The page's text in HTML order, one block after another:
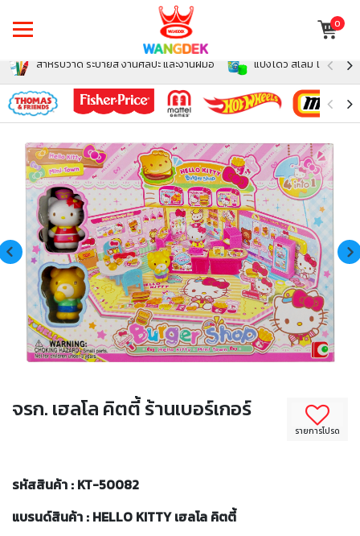
0
สำหรับวาด ระบายสี งานศิลปะ และงานฝีมือ แป้งโดว์ สไลม์ โฟม สำห
รายการโปรด
จรก. เฮลโล คิตตี้ ร้านเบอร์เกอร์
รหัสสินค้า : KT-50082
แบรนด์สินค้า : HELLO KITTY เฮลโล คิตตี้